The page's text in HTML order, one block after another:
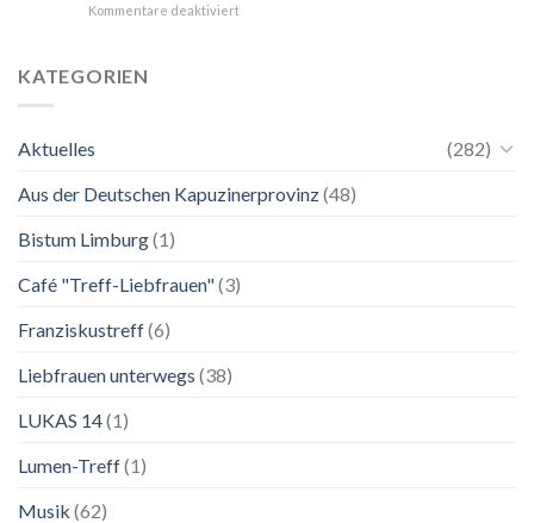
Maria.
Kommentare deaktiviertfür
Ausstellung
KATEGORIEN
Aktuelles
(282)
Aus der Deutschen Kapuzinerprovinz(48)
Bistum Limburg(1)
Café "Treff-Liebfrauen"(3)
Franziskustreff(6)
Liebfrauen unterwegs (38)
LUKAS 14(1)
Lumen-Treff(1)
Musik (62)